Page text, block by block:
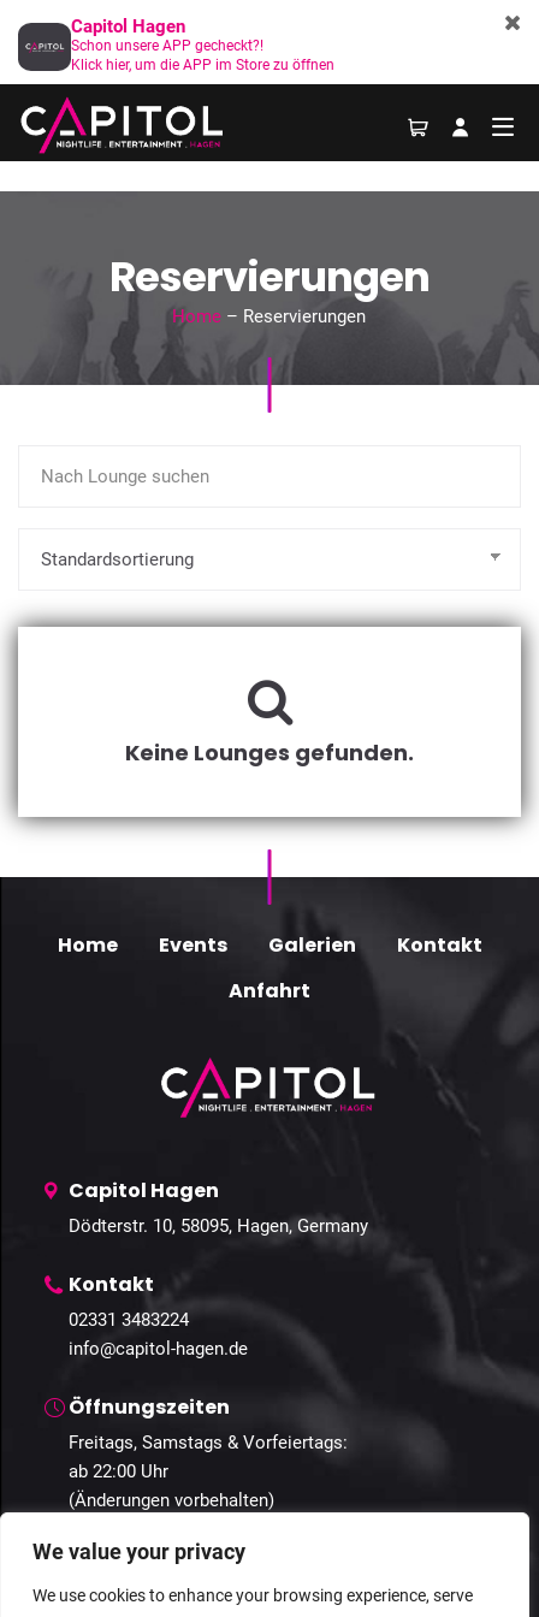
We value your privacy
We use cookies to enhance your browsing experience, serve
Reservierungen
Home – Reservierungen
Keine Lounges gefunden.
Home Events Galerien
Kontakt
Anfahrt
Capitol Hagen
Dödterstr. 10, 58095, Hagen, Germany
Kontakt
02331 3483224
info@capitol-hagen.de
Öffnungszeiten
Freitags, Samstags & Vorfeiertags:
ab 22:00 Uhr
(Änderungen vorbehalten)
Capitol Hagen
Schon unsere APP gecheckt?!
Klick hier, um die APP im Store zu öffnen